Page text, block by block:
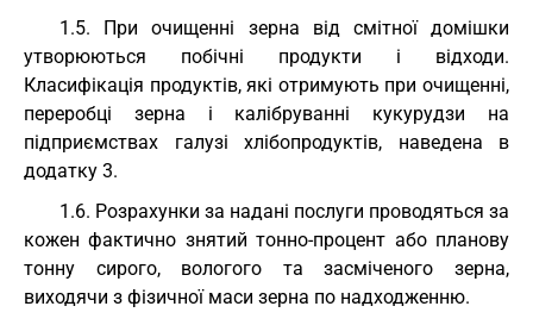
1.5. При очищенні зерна від смітної домішки
утворюються побічні продукти і відходи.
Класифікація продуктів, які отримують при очищенні,
переробці зерна і калібруванні кукурудзи на
підприємствах галузі хлібопродуктів, наведена в
додатку 3.
1.6. Розрахунки за надані послуги проводяться за
кожен фактично знятий тонно-процент або планову
тонну сирого, вологого та засміченого зерна,
виходячи з фізичної маси зерна по надходженню.